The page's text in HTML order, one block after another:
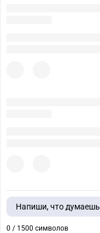
Напиши, что думаешь
0 / 1500 символов